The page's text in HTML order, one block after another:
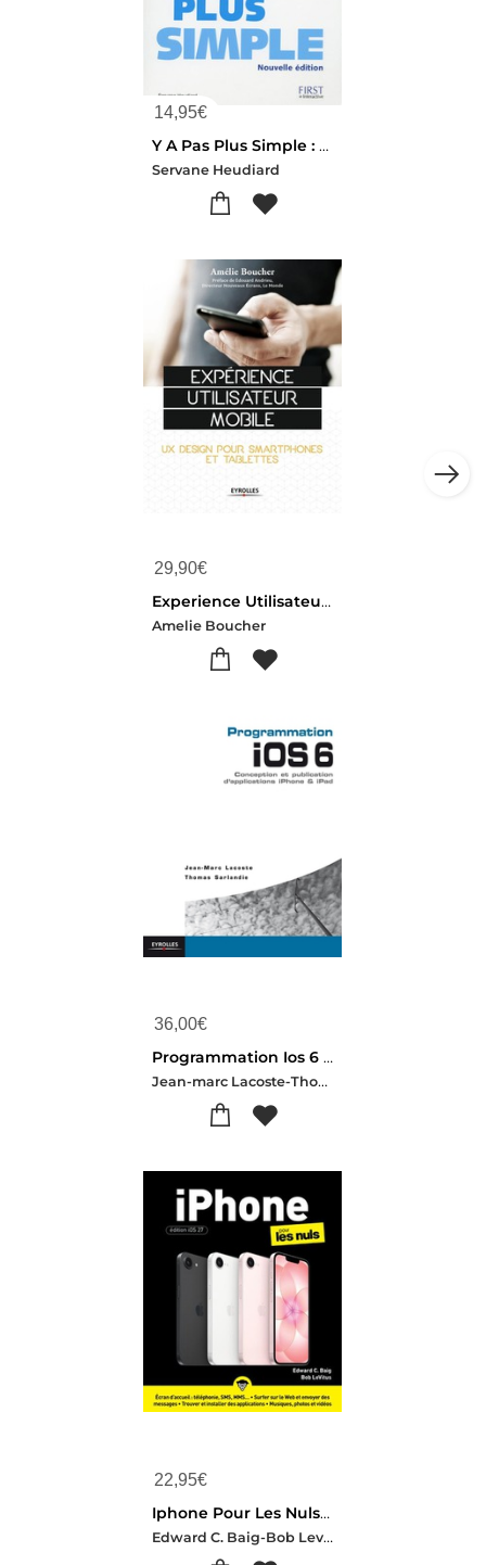
14,95€
Y A Pas Plus Simple : Tablettes Android (edition 2016)
Servane Heudiard
29,90€
Experience Utilisateur Mobile ; Ux Design Pour Smartphones Et Tablettes
Amelie Boucher
36,00€
Programmation Ios 6 Pour Iphone Et Ipad ; Conception, Programmation Et Publication
Jean-marc Lacoste-Thomas Sarlandie
22,95€
Iphone Pour Les Nuls - Edition Ios 27
Edward C. Baig-Bob Levitus